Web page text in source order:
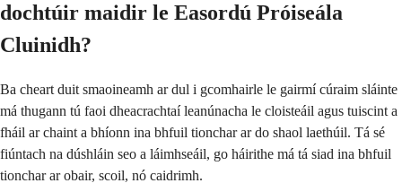
dochtúir maidir le Easordú Próiseála
Cluinidh?
Ba cheart duit smaoineamh ar dul i gcomhairle le gairmí cúraim sláinte
má thugann tú faoi dheacrachtaí leanúnacha le cloisteáil agus tuiscint a
fháil ar chaint a bhíonn ina bhfuil tionchar ar do shaol laethúil. Tá sé
fiúntach na dúshláin seo a láimhseáil, go háirithe má tá siad ina bhfuil
tionchar ar obair, scoil, nó caidrimh.